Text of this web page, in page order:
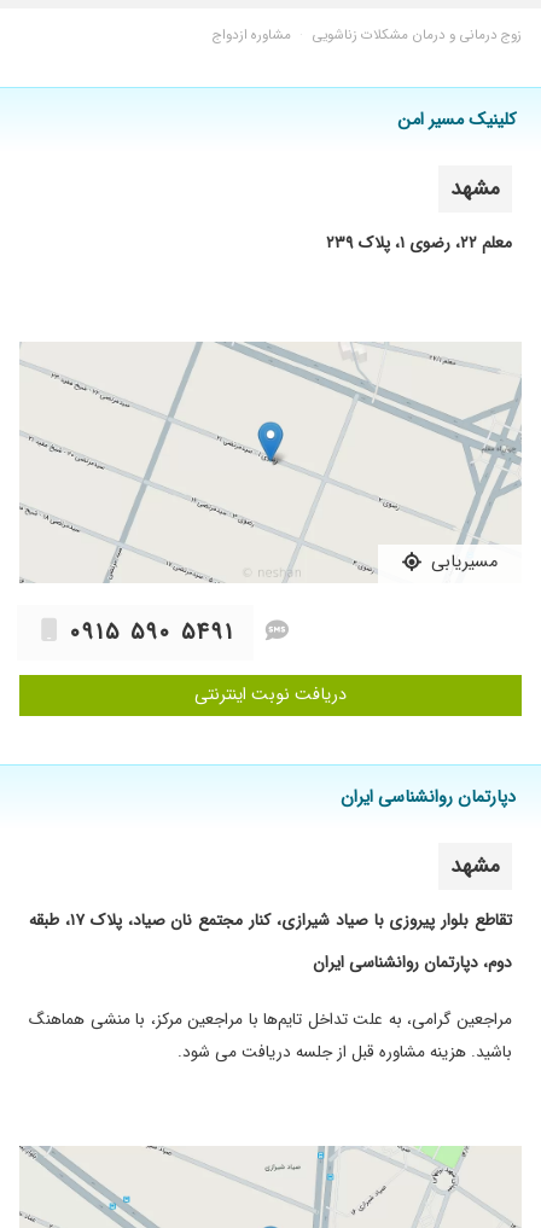
زوج درمانی و درمان مشکلات زناشویی · مشاوره ازدواج
کلینیک مسیر امن
مشهد
معلم ۲۲، رضوی ۱، پلاک ۲۳۹
مسیریابی
۰۹۱۵ ۵۹۰ ۵۴۹۱
دریافت نوبت اینترنتی
دپارتمان روانشناسی ایران
مشهد
تقاطع بلوار پیروزی با صیاد شیرازی، کنار مجتمع نان صیاد، پلاک ۱۷، طبقه
دوم، دپارتمان روانشناسی ایران
مراجعین گرامی، به علت تداخل تایم‌ها با مراجعین مرکز، با منشی هماهنگ
باشید. هزینه مشاوره قبل از جلسه دریافت می شود.